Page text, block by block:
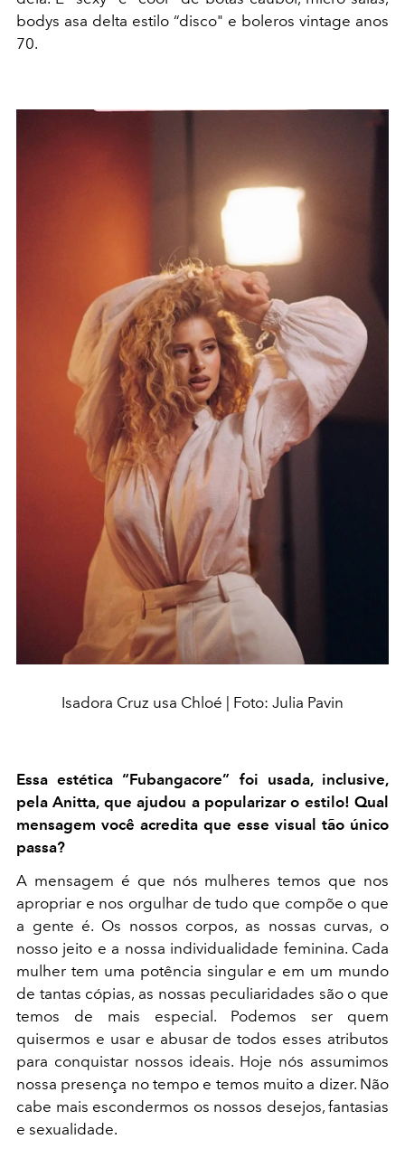
bodys asa delta estilo “disco" e boleros vintage anos
70.
Isadora Cruz usa Chloé | Foto: Julia Pavin
Essa estética “Fubangacore” foi usada, inclusive,
pela Anitta, que ajudou a popularizar o estilo! Qual
mensagem você acredita que esse visual tão único
passa?
A mensagem é que nós mulheres temos que nos
apropriar e nos orgulhar de tudo que compõe o que
a gente é. Os nossos corpos, as nossas curvas, o
nosso jeito e a nossa individualidade feminina. Cada
mulher tem uma potência singular e em um mundo
de tantas cópias, as nossas peculiaridades são o que
temos de mais especial. Podemos ser quem
quisermos e usar e abusar de todos esses atributos
para conquistar nossos ideais. Hoje nós assumimos
nossa presença no tempo e temos muito a dizer. Não
cabe mais escondermos os nossos desejos, fantasias
e sexualidade.